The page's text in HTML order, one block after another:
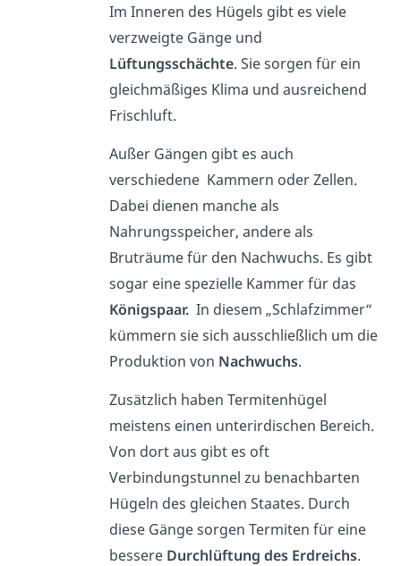
Im Inneren des Hügels gibt es viele
verzweigte Gänge und
Lüftungsschächte. Sie sorgen für ein
gleichmäßiges Klima und ausreichend
Frischluft.
Außer Gängen gibt es auch
verschiedene Kammern oder Zellen.
Dabei dienen manche als
Nahrungsspeicher, andere als
Bruträume für den Nachwuchs. Es gibt
sogar eine spezielle Kammer für das
Königspaar.In diesem „Schlafzimmer“
kümmern sie sich ausschließlich um die
Produktion von Nachwuchs.
Zusätzlich haben Termitenhügel
meistens einen unterirdischen Bereich.
Von dort aus gibt es oft
Verbindungstunnel zu benachbarten
Hügeln des gleichen Staates. Durch
diese Gänge sorgen Termiten für eine
bessere Durchlüftung des Erdreichs.